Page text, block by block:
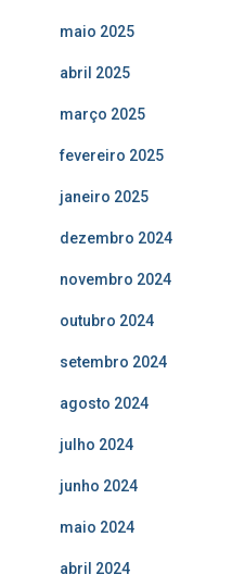
maio 2025
abril 2025
março 2025
fevereiro 2025
janeiro 2025
dezembro 2024
novembro 2024
outubro 2024
setembro 2024
agosto 2024
julho 2024
junho 2024
maio 2024
abril 2024